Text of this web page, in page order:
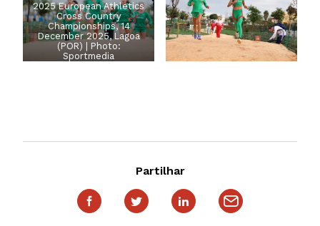
2025 European Athletics
Cross Country
Championships, 14
December 2025, Lagoa
(POR) | Photo:
Sportmedia
Partilhar